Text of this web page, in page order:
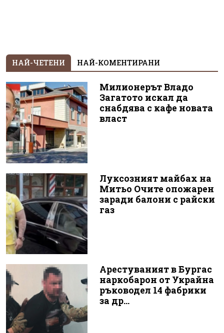
НАЙ-ЧЕТЕНИ НАЙ-КОМЕНТИРАНИ
Милионерът Владо
Загатото искал да
снабдява с кафе новата
власт
Луксозният майбах на
Митьо Очите опожарен
заради балони с райски
газ
Арестуваният в Бургас
наркобарон от Украйна
ръководел 14 фабрики
за др...